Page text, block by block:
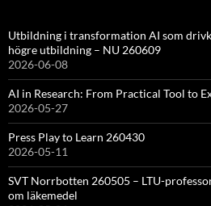
Utbildning i transformation AI som
högre utbildning – NU 260609
2026-06-08
AI in Research: From Practical Tool to
2026-05-27
Press Play to Learn 260430
2026-05-11
SVT Norrbotten 260505 – LTU-
om läkemedel